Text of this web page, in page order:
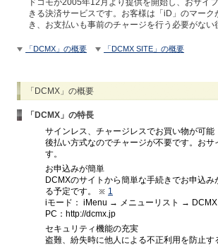
きる決済サービスです。お客様は「iD」のマー
き、お支払いも事前のチャージを行う必要がな
「DCMX」の概要 「DCMX SITE」の概要
「DCMX」の概要
「DCMX」の特長
サインレス、チャージレスでお買い物が可能
後払い方式なのでチャージが不要です。お
す。
お申込みが簡単
DCMXのサイトから簡単な手続きでお申込
る予定です。
1
iモード： iMenu → メニューリスト → DCMX
PC：http://dcmx.jp
セキュリティ機能の充実
盗難、紛失時に他人による不正利用を防止